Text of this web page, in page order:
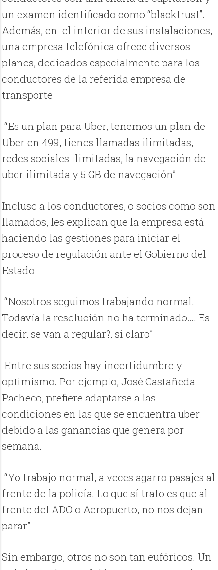
un examen identificado como “blacktrust”.
Además, en el interior de sus instalaciones,
una empresa telefónica ofrece diversos
planes, dedicados especialmente para los
conductores de la referida empresa de
transporte
“Es un plan para Uber, tenemos un plan de
Uber en 499, tienes llamadas ilimitadas,
redes sociales ilimitadas, la navegación de
uber ilimitada y 5 GB de navegación”
Incluso a los conductores, o socios como son
llamados, les explican que la empresa está
haciendo las gestiones para iniciar el
proceso de regulación ante el Gobierno del
Estado
“Nosotros seguimos trabajando normal.
Todavía la resolución no ha terminado…. Es
decir, se van a regular?, sí claro”
Entre sus socios hay incertidumbre y
optimismo. Por ejemplo, José Castañeda
Pacheco, prefiere adaptarse a las
condiciones en las que se encuentra uber,
debido a las ganancias que genera por
semana.
“Yo trabajo normal, a veces agarro pasajes al
frente de la policía. Lo que sí trato es que al
frente del ADO o Aeropuerto, no nos dejan
parar”
Sin embargo, otros no son tan eufóricos. Un